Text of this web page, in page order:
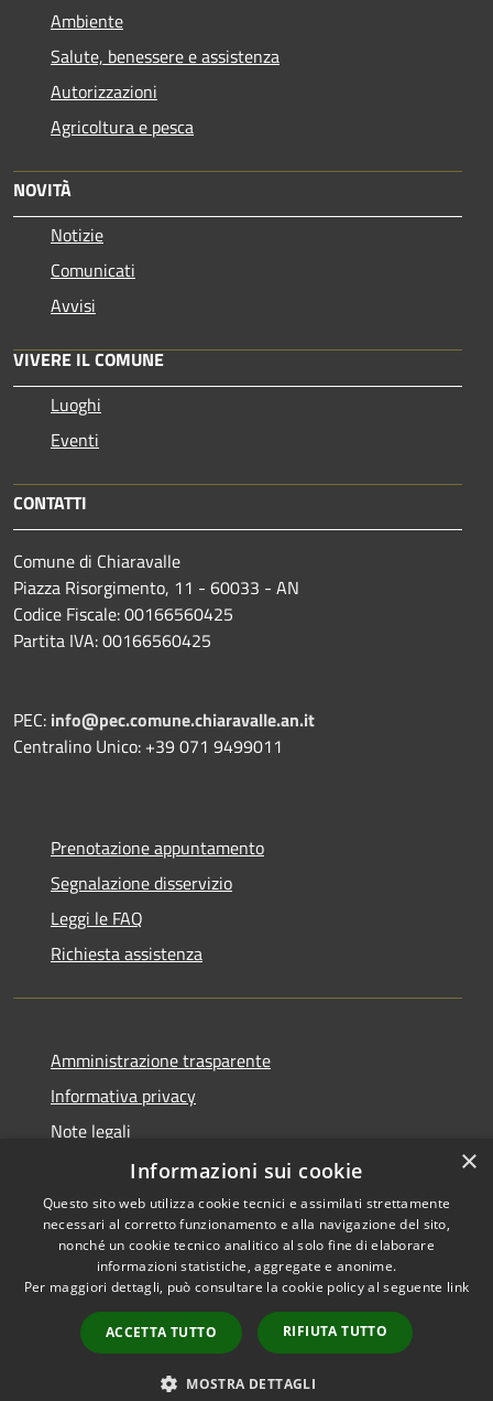
Ambiente
Salute, benessere e assistenza
Autorizzazioni
Agricoltura e pesca
NOVITÀ
Notizie
Comunicati
Avvisi
VIVERE IL COMUNE
Luoghi
Eventi
CONTATTI
Comune di Chiaravalle
Piazza Risorgimento, 11 - 60033 - AN
Codice Fiscale: 00166560425
Partita IVA: 00166560425
PEC: info@pec.comune.chiaravalle.an.it
Centralino Unico: +39 071 9499011
Prenotazione appuntamento
Segnalazione disservizio
Leggi le FAQ
Richiesta assistenza
Amministrazione trasparente
Informativa privacy
Note legali
Dichiarazione di accessibilità
RSS
Accessibilità
Copyright © 2026 • Comune di
Chiaravalle • Powered by
Municipium•
Accesso
redazione
×
Informazioni sui cookie
Questo sito web utilizza cookie tecnici e assimilati strettamente
necessari al corretto funzionamento e alla navigazione del sito,
nonché un cookie tecnico analitico al solo fine di elaborare
informazioni statistiche, aggregate e anonime.
Per maggiori dettagli, può consultare la cookie policy al seguente link
ACCETTA TUTTO RIFIUTA TUTTO
MOSTRA DETTAGLI